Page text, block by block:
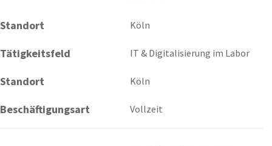
Standort Köln
Tätigkeitsfeld IT & Digitalisierung im Labor
Standort Köln
Beschäftigungsart Vollzeit